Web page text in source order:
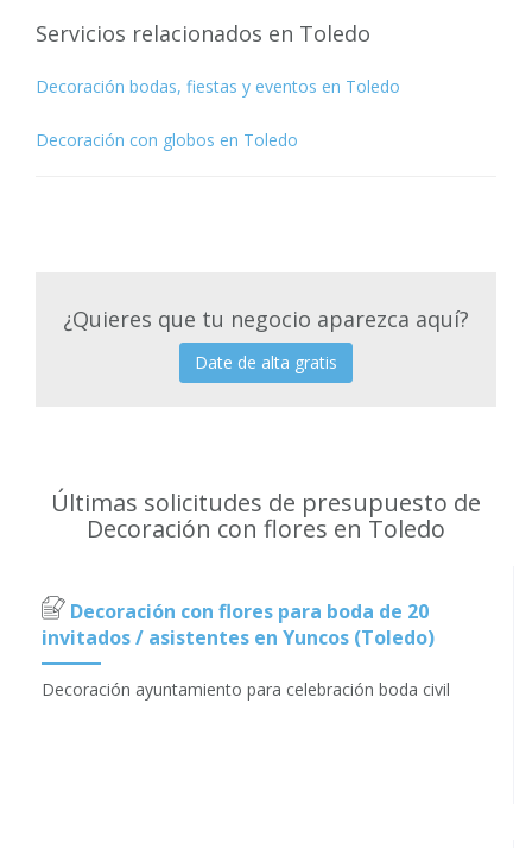
Servicios relacionados en Toledo
Decoración bodas, fiestas y eventos en Toledo
Decoración con globos en Toledo
¿Quieres que tu negocio aparezca aquí?
Date de alta gratis
Últimas solicitudes de presupuesto de
Decoración con flores en Toledo
Decoración con flores para boda de 20
invitados / asistentes en Yuncos (Toledo)
Decoración ayuntamiento para celebración boda civil